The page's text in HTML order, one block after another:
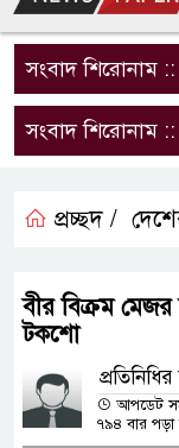
সংবাদ শিরোনাম ::
রাবি এ
সংবাদ শিরোনাম ::
রাবি এ
প্রচ্ছদ /
বীর বিক্রম
টকশো
আপডেট
৭৯৪ বার পড়া